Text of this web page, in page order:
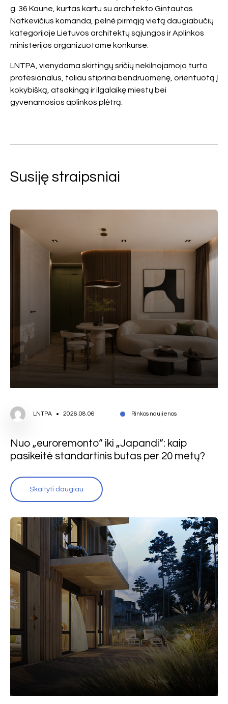
g. 36 Kaune, kurtas kartu su architekto Gintautas
Natkevičius komanda, pelnė pirmąją vietą daugiabučių
kategorijoje Lietuvos architektų sąjungos ir Aplinkos
ministerijos organizuotame konkurse.
LNTPA, vienydama skirtingų sričių nekilnojamojo turto
profesionalus, toliau stiprina bendruomenę, orientuotą į
kokybišką, atsakingą ir ilgalaikę miestų bei
gyvenamosios aplinkos plėtrą.
Susiję straipsniai
LNTPA 2026.08.06 Rinkos naujienos
Nuo „euroremonto“ iki „Japandi“: kaip
pasikeitė standartinis butas per 20 metų?
Skaityti daugiau